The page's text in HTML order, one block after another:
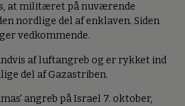
at militæret på nuværende
nordlige del af enklaven. Siden
vedkommende.
af luftangreb og er rykket ind
del af Gazastriben.
angreb på Israel 7. oktober,